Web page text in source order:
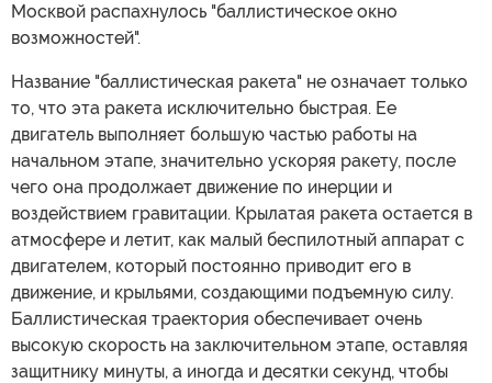
Москвой распахнулось "баллистическое окно
возможностей".
Название "баллистическая ракета" не означает только
то, что эта ракета исключительно быстрая. Ее
двигатель выполняет большую частью работы на
начальном этапе, значительно ускоряя ракету, после
чего она продолжает движение по инерции и
воздействием гравитации. Крылатая ракета остается в
атмосфере и летит, как малый беспилотный аппарат с
двигателем, который постоянно приводит его в
движение, и крыльями, создающими подъемную силу.
Баллистическая траектория обеспечивает очень
высокую скорость на заключительном этапе, оставляя
защитнику минуты, а иногда и десятки секунд, чтобы